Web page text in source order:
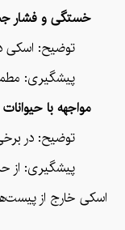
خستگی و فشار
توضیح: اسکی در
پیشگیری: مطمئن
مواجهه با
توضیح: در برخی
پیشگیری: از حرکت
اسکی خارج از